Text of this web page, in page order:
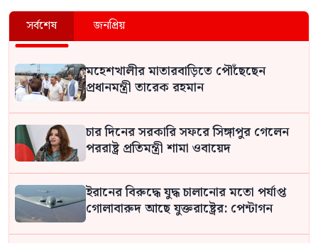
সর্বশেষ জনপ্রিয়
মহেশখালীর মাতারবাড়িতে পৌঁছেছেন
প্রধানমন্ত্রী তারেক রহমান
চার দিনের সরকারি সফরে সিঙ্গাপুর গেলেন
পররাষ্ট্র প্রতিমন্ত্রী শামা ওবায়েদ
ইরানের বিরুদ্ধে যুদ্ধ চালানোর মতো পর্যাপ্ত
গোলাবারুদ আছে যুক্তরাষ্ট্রের: পেন্টাগন